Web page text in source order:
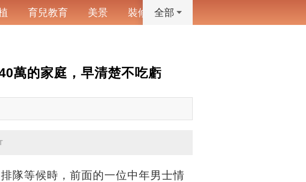
育兒教育 美景 裝修 寵物
全部
萬的家庭，早清楚不吃虧
隊等候時，前面的一位中年男士情